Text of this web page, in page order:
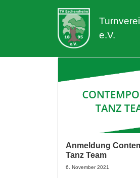
e.V.
Anmeldung
Tanz Team
6. November 2021